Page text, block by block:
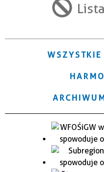
Trwające w zakresie